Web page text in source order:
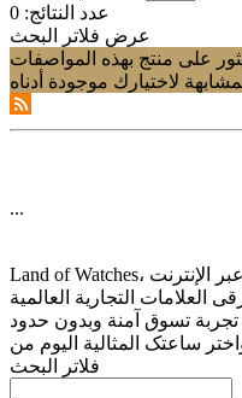
عدد النتائج: 0
عرض فلاتر البحث
على منتج بهذه المواصفات
لاختيارك موجودة أدناه
...
فلاتر البحث